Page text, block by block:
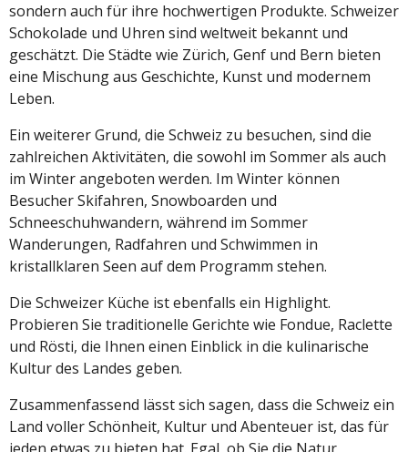
sondern auch für ihre hochwertigen Produkte. Schweizer
Schokolade und Uhren sind weltweit bekannt und
geschätzt. Die Städte wie Zürich, Genf und Bern bieten
eine Mischung aus Geschichte, Kunst und modernem
Leben.
Ein weiterer Grund, die Schweiz zu besuchen, sind die
zahlreichen Aktivitäten, die sowohl im Sommer als auch
im Winter angeboten werden. Im Winter können
Besucher Skifahren, Snowboarden und
Schneeschuhwandern, während im Sommer
Wanderungen, Radfahren und Schwimmen in
kristallklaren Seen auf dem Programm stehen.
Die Schweizer Küche ist ebenfalls ein Highlight.
Probieren Sie traditionelle Gerichte wie Fondue, Raclette
und Rösti, die Ihnen einen Einblick in die kulinarische
Kultur des Landes geben.
Zusammenfassend lässt sich sagen, dass die Schweiz ein
Land voller Schönheit, Kultur und Abenteuer ist, das für